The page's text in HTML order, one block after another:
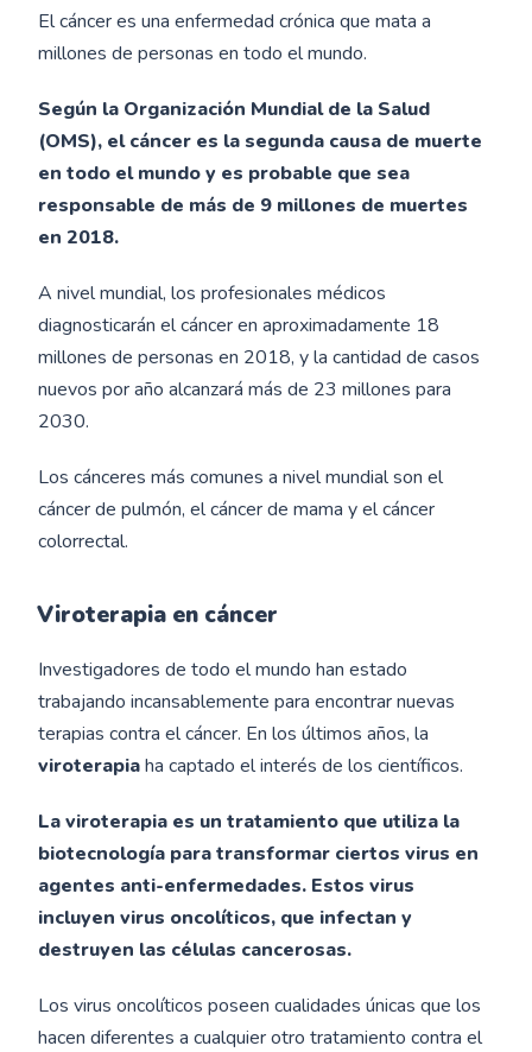
El cáncer es una enfermedad crónica que mata a
millones de personas en todo el mundo.
Según la Organización Mundial de la Salud
(OMS), el cáncer es la segunda causa de muerte
en todo el mundo y es probable que sea
responsable de más de 9 millones de muertes
en 2018.
A nivel mundial, los profesionales médicos
diagnosticarán el cáncer en aproximadamente 18
millones de personas en 2018, y la cantidad de casos
nuevos por año alcanzará más de 23 millones para
2030.
Los cánceres más comunes a nivel mundial son el
cáncer de pulmón, el cáncer de mama y el cáncer
colorrectal.
Viroterapia en cáncer
Investigadores de todo el mundo han estado
trabajando incansablemente para encontrar nuevas
terapias contra el cáncer. En los últimos años, la
viroterapiaha captado el interés de los científicos.
La viroterapia es un tratamiento que utiliza la
biotecnología para transformar ciertos virus en
agentes anti-enfermedades. Estos virus
incluyen virus oncolíticos, que infectan y
destruyen las células cancerosas.
Los virus oncolíticos poseen cualidades únicas que los
hacen diferentes a cualquier otro tratamiento contra el